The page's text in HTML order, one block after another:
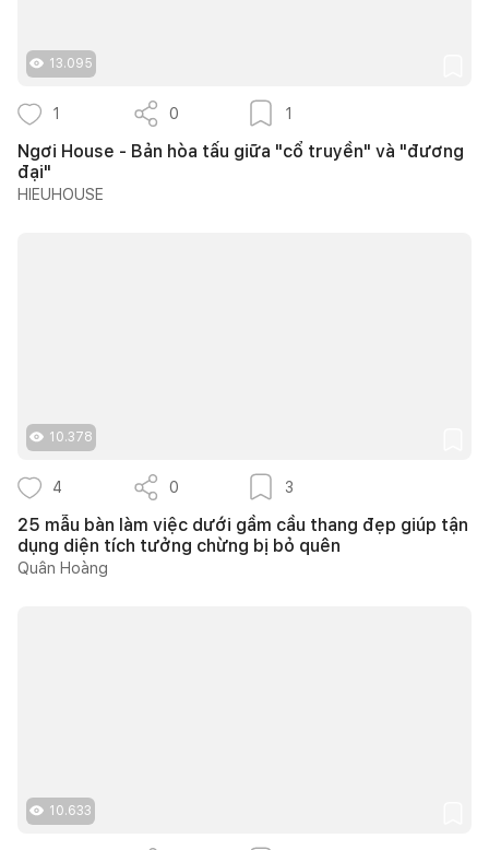
13.095
1 0 1
Ngơi House - Bản hòa tấu giữa "cổ truyền" và "đương
đại"
HIEUHOUSE
10.378
4 0 3
25 mẫu bàn làm việc dưới gầm cầu thang đẹp giúp tận
dụng diện tích tưởng chừng bị bỏ quên
Quân Hoàng
10.633